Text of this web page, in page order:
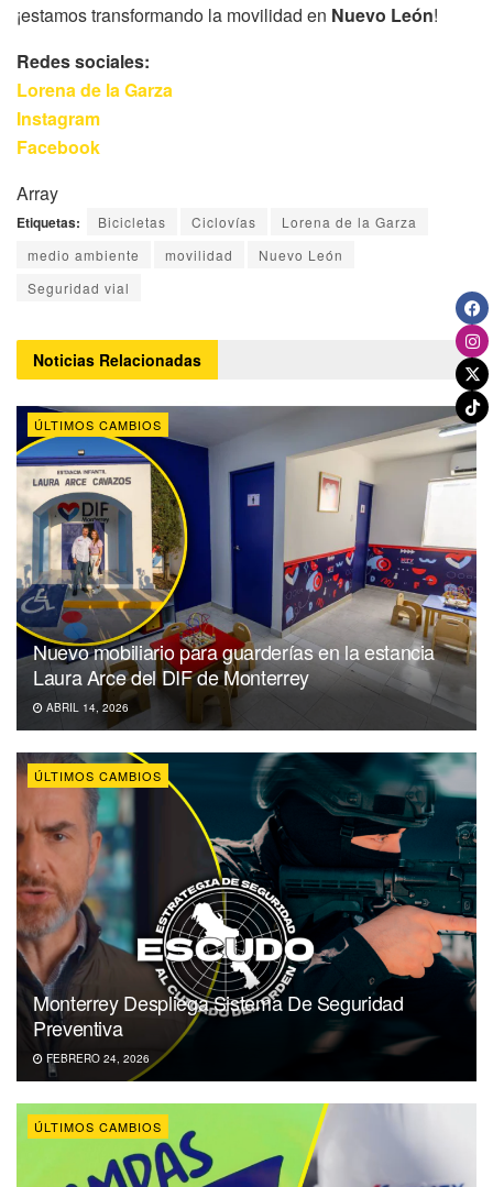
¡estamos transformando la movilidad en Nuevo León!
Redes sociales:
Lorena de la Garza
Instagram
Facebook
Array
Etiquetas: Bicicletas Ciclovías
Lorena de la Garza
medio ambiente
movilidad
Nuevo León
Seguridad vial
Noticias Relacionadas
ÚLTIMOS CAMBIOS
Nuevo mobiliario para guarderías en la estancia
Laura Arce del DIF de Monterrey
ABRIL 14, 2026
ÚLTIMOS CAMBIOS
Monterrey Despliega Sistema De Seguridad
Preventiva
FEBRERO 24, 2026
ÚLTIMOS CAMBIOS